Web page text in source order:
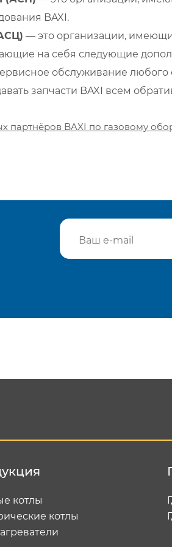
BAXI.
— это организации,
на себя следующие
обслуживание
запчасти BAXI всем
партнёров BAXI по газовому
котлы
котлы